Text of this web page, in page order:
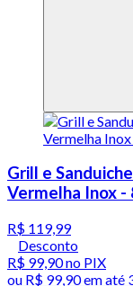
Grill e
Vermelha Inox
R$ 119,99
Desconto
R$ 99,90no PIX
ou R$ 99,90em até